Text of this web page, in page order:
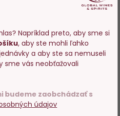
98%
Veuve Clicquot Brut Yellow
Skladom 174 ks
Napríklad preto, aby sme si
, aby ste mohli ľahko
a aby ste sa nemuseli
sme vás neobťažovali
budeme zaobchádzať s
údajov
na stránky s
Prosím
Vám už bolo 18